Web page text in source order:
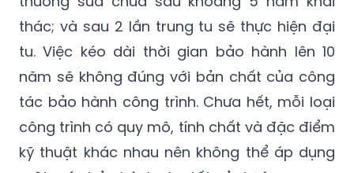
tu. Việc kéo dài thời gian bảo hành lên 10
năm sẽ không đúng với bản chất của công
tác bảo hành công trình. Chưa hết, mỗi loại
công trình có quy mô, tính chất và đặc điểm
kỹ thuật khác nhau nên không thể áp dụng
một mức bảo hành cho tất cả dự án.
Về kiến nghị buộc cắm biển công khai tên